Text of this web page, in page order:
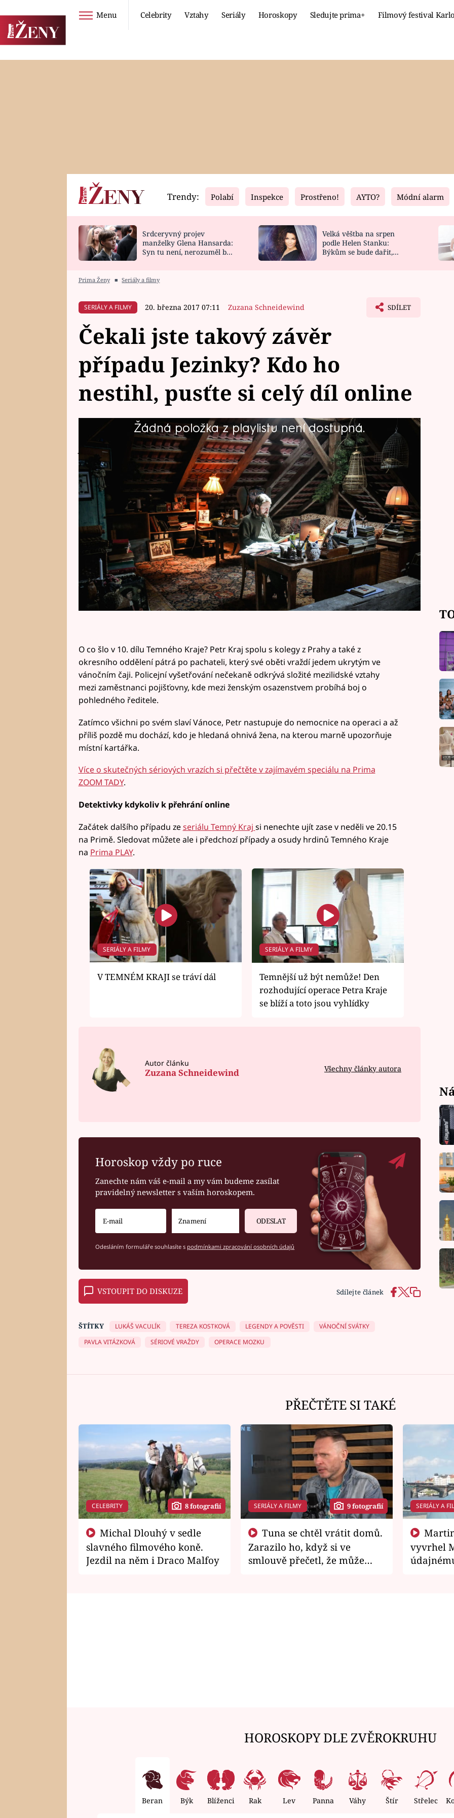
Menu Celebrity Vztahy Seriály Horoskopy Sledujte prima+ Filmový festival
Horoskopy
HOROSKOP NA
Video
CELEBRITY
VAŘENÍ
Fresh
NOVINKY
VIDEORECEPTY
Living
DESIGN
Trendy: Polabí Inspekce Prostřeno! AYTO? Módní alarm
Srdceryvný projev
manželky Glena Hansarda:
Syn tu není, nerozuměl by
Velká věštba na srpen
podle Helen Stanku:
Býkům se bude dařit,
Prima Ženy ■ Seriály a filmy
SERIÁLY A FILMY 20. března 2017 07:11 Zuzana Schneidewind SDÍLET
Čekali jste takový závěr
případu Jezinky? Kdo ho
nestihl, pusťte si celý díl online
Žádná položka z playlistu není dostupná.
V neděli se uzavřel další napínavý případ sériového vraha s názvem
Jezinky. Pokud vám tato epizoda ze seriálu Temný Kraj utekla v
televizi, pusťte si ji v klidu online hned v úvodu.
O co šlo v 10. dílu Temného Kraje? Petr Kraj spolu s kolegy z Prahy a také z
okresního oddělení pátrá po pachateli, který své oběti vraždí jedem ukrytým ve
vánočním čaji. Policejní vyšetřování nečekaně odkrývá složité mezilidské vztahy
mezi zaměstnanci pojišťovny, kde mezi ženským osazenstvem probíhá boj o
pohledného ředitele.
Zatímco všichni po svém slaví Vánoce, Petr nastupuje do nemocnice na operaci a až
příliš pozdě mu dochází, kdo je hledaná ohnivá žena, na kterou marně upozorňuje
místní kartářka.
Více o skutečných sériových vrazích si přečtěte v zajímavém speciálu na Prima
ZOOM TADY.
Detektivky kdykoliv k přehrání online
Začátek dalšího případu zeseriálu Temný Kraj si nenechte ujít zase v neděli ve 20.15
na Primě. Sledovat můžete ale i předchozí případy a osudy hrdinů Temného Kraje
na Prima PLAY.
SERIÁLY A FILMY
V TEMNÉM KRAJI se tráví dál
SERIÁLY A FILMY
Temnější už být nemůže! Den
rozhodující operace Petra Kraje
se blíží a toto jsou vyhlídky
Autor článku
Zuzana Schneidewind Všechny články autora
Horoskop vždy po ruce
Zanechte nám váš e-mail a my vám budeme zasílat
pravidelný newsletter s vaším horoskopem.
ODESLAT
Odesláním formuláře souhlasíte s podmínkami zpracování osobních údajů
VSTOUPIT DO DISKUZE Sdílejte článek
ŠTÍTKY LUKÁŠ VACULÍK TEREZA KOSTKOVÁ LEGENDY A POVĚSTI
VÁNOČNÍ SVÁTKY
PAVLA VITÁZKOVÁ
SÉRIOVÉ VRAŽDY OPERACE MOZKU
PŘEČTĚTE SI TAKÉ
CELEBRITY 8 fotografií
slavného filmového koně.
Jezdil na něm i Draco Malfoy
SERIÁLY A FILMY 9 fotografií
Zarazilo ho, když si ve
smlouvě přečetl, že může
SERIÁLY A
vyvrhel
HOROSKOPY DLE ZVĚROKRUHU
Beran Býk Blíženci Rak Lev Panna Váhy Štír Střelec